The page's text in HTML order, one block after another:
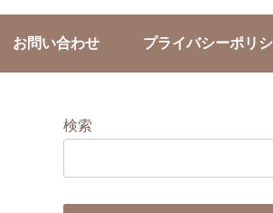
お問い合わせ プライバシーポリ
検索